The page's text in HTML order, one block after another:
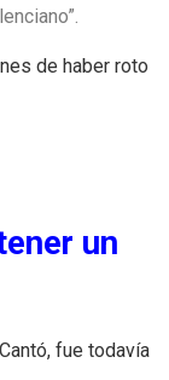
de haber roto
un
fue todavía